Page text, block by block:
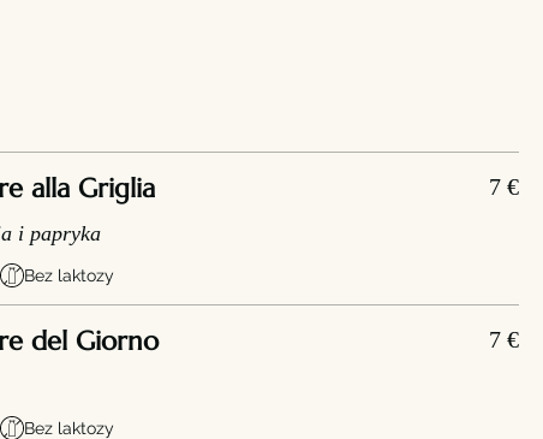
alla Griglia
i papryka
7 €
Bez laktozy
del Giorno 7 €
Bez laktozy